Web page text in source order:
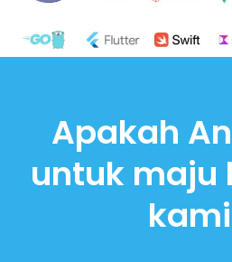
Apakah
untuk maju